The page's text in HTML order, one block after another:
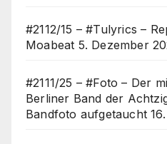
#2112/15 – #Tulyrics –
Moabeat 5. Dezember
#2111/25 – #Foto – Der
Berliner Band der
Bandfoto aufgetaucht